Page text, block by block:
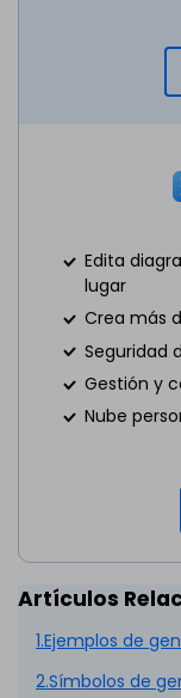
Edita
lugar
Crea más
Seguridad
Gestión y
Nube
Artículos
1.Ejemplos de
2.Símbolos de